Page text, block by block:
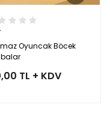
Oyuncak Böcek
TL + KDV